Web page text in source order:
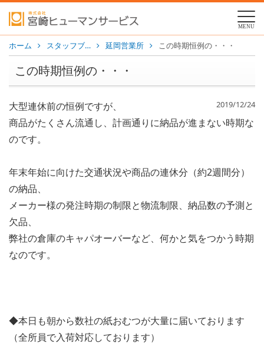
MENU
ホーム スタッフブ… 延岡営業所 この時期恒例の・・・
この時期恒例の・・・
2019/12/24
大型連休前の恒例ですが、
商品がたくさん流通し、計画通りに納品が進まない時期な
のです。
年末年始に向けた交通状況や商品の連休分（約2週間分）
の納品、
メーカー様の発注時期の制限と物流制限、納品数の予測と
欠品、
弊社の倉庫のキャパオーバーなど、何かと気をつかう時期
なのです。
◆本日も朝から数社の紙おむつが大量に届いております
（全所員で入荷対応しております）